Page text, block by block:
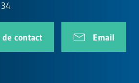
contact Email